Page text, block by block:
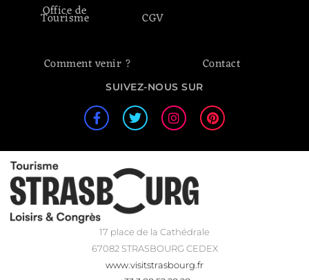
Office de
Tourisme CGV
Comment venir ? Contact
SUIVEZ-NOUS SUR
17 place de la Cathédrale
67082 STRASBOURG CEDEX
www.visitstrasbourg.fr